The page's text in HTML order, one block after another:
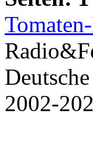
2002-